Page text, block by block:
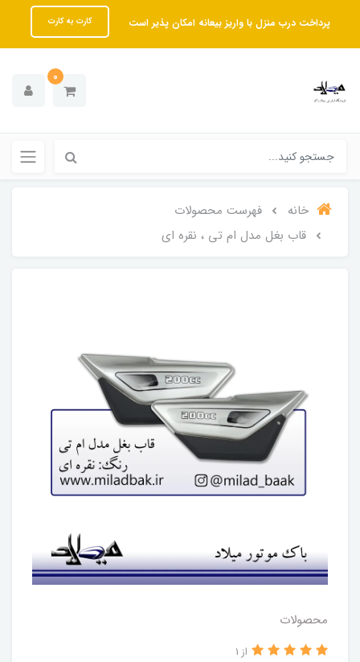
پرداخت درب منزل با واریز بیعانه امکان پذیر است کارت به کارت
0
خانه
فهرست محصولات
قاب بغل مدل ام تی ، نقره ای
محصولات
از 1